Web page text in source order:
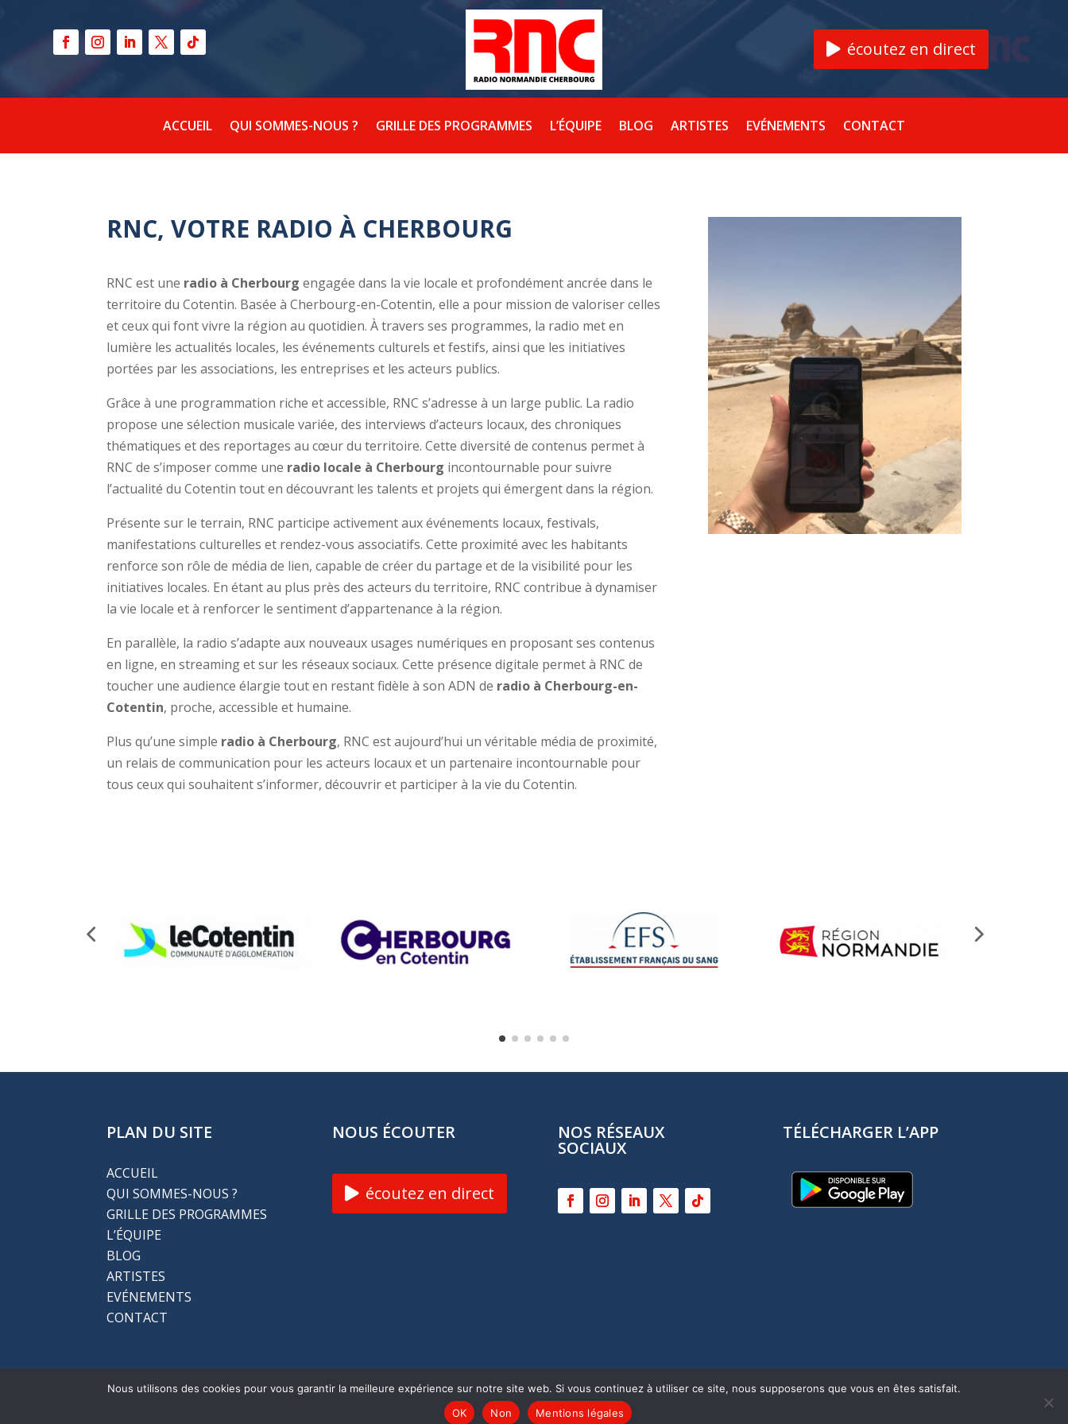
écoutez en direct
ACCUEIL QUI SOMMES-NOUS ? GRILLE DES PROGRAMMES L’ÉQUIPE BLOG ARTISTES EVÉNEMENTS CONTACT
RNC, VOTRE RADIO À CHERBOURG
RNC est une radio à Cherbourg engagée dans la vie locale et profondément ancrée dans le
territoire du Cotentin. Basée à Cherbourg-en-Cotentin, elle a pour mission de valoriser celles
et ceux qui font vivre la région au quotidien. À travers ses programmes, la radio met en
lumière les actualités locales, les événements culturels et festifs, ainsi que les initiatives
portées par les associations, les entreprises et les acteurs publics.
Grâce à une programmation riche et accessible, RNC s’adresse à un large public. La radio
propose une sélection musicale variée, des interviews d’acteurs locaux, des chroniques
thématiques et des reportages au cœur du territoire. Cette diversité de contenus permet à
RNC de s’imposer comme une radio locale à Cherbourg incontournable pour suivre
l’actualité du Cotentin tout en découvrant les talents et projets qui émergent dans la région.
Présente sur le terrain, RNC participe activement aux événements locaux, festivals,
manifestations culturelles et rendez-vous associatifs. Cette proximité avec les habitants
renforce son rôle de média de lien, capable de créer du partage et de la visibilité pour les
initiatives locales. En étant au plus près des acteurs du territoire, RNC contribue à dynamiser
la vie locale et à renforcer le sentiment d’appartenance à la région.
En parallèle, la radio s’adapte aux nouveaux usages numériques en proposant ses contenus
en ligne, en streaming et sur les réseaux sociaux. Cette présence digitale permet à RNC de
toucher une audience élargie tout en restant fidèle à son ADN de radio à Cherbourg-en-
Cotentin, proche, accessible et humaine.
Plus qu’une simple radio à Cherbourg, RNC est aujourd’hui un véritable média de proximité,
un relais de communication pour les acteurs locaux et un partenaire incontournable pour
tous ceux qui souhaitent s’informer, découvrir et participer à la vie du Cotentin.
PLAN DU SITE
ACCUEIL
QUI SOMMES-NOUS ?
GRILLE DES PROGRAMMES
L’ÉQUIPE
BLOG
ARTISTES
EVÉNEMENTS
CONTACT
NOUS ÉCOUTER
écoutez en direct
NOS RÉSEAUX
SOCIAUX
TÉLÉCHARGER L’APP
Myriam Corbet Webcommunication
Nous utilisons des cookies pour vous garantir la meilleure expérience sur notre site web. Si vous continuez à utiliser ce site, nous supposerons que vous en êtes satisfait.
OK
Non Mentions légales